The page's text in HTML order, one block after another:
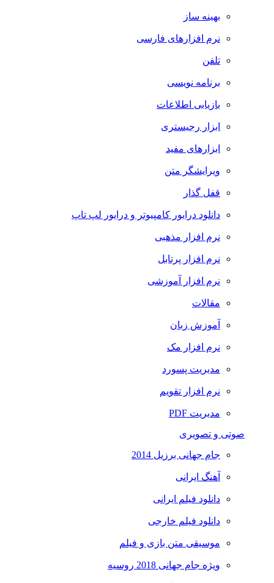
بهینه ساز
نرم افزارهای فارسی
تلفن
برنامه نویسی
بازیابی اطلاعات
ابزار رجیستری
ابزارهای مفید
ویرایشگر متن
قفل گذار
دانلود درایور کامپیوتر و درایور لپ تاپ
نرم افزار مذهبی
نرم افزار پرتابل
نرم افزار آموزشی
مقالات
آموزش زبان
نرم افزار مک
مدیریت پسورد
نرم افزار تقویم
مدیریت PDF
صوتی و تصویری
جام جهانی برزیل 2014
آهنگ ایرانی
دانلود فیلم ایرانی
دانلود فیلم خارجی
موسیقی متن بازی و فیلم
ویژه جام جهانی 2018 روسیه